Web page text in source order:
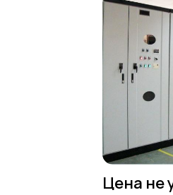
Цена не